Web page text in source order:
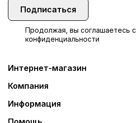
Подписаться
Продолжая, вы соглашаетесь с
конфиденциальности
Интернет-магазин
Компания
Информация